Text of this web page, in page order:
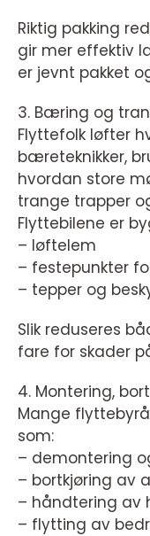
Riktig pakking
gir mer effektiv
er jevnt pakket
3. Bæring og
Flyttefolk løfter
bæreteknikker,
hvordan store
trange trapper
Flyttebilene er
– løftelem
– festepunkter
– tepper og
Slik reduseres
fare for skader
4. Montering,
Mange
som:
– demontering
– bortkjøring av
– håndtering av
– flytting av